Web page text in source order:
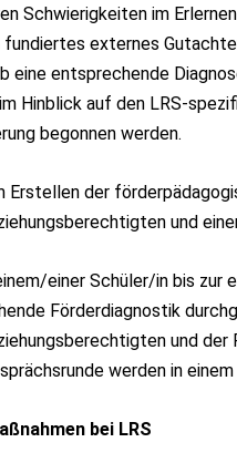
Schwierigkeiten im
fundiertes externes
eine entsprechende
Hinblick auf den LRS-
begonnen werden.
Erstellen der
und
einer Schüler/in bis zur
Förderdiagnostik
und
werden in
bei LRS